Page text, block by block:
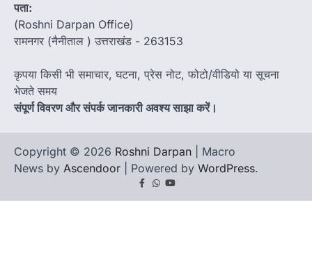
पता:
(Roshni Darpan Office)
रामनगर (नैनीताल ) उत्तराखंड - 263153
कृपया किसी भी समाचार, घटना, प्रेस नोट, फोटो/वीडियो या सूचना
भेजते समय
संपूर्ण विवरण और संपर्क जानकारी अवश्य साझा करें।
Copyright © 2026 Roshni Darpan | Macro
News by Ascendoor | Powered by WordPress.
Facebook
Whatsapp
youtube